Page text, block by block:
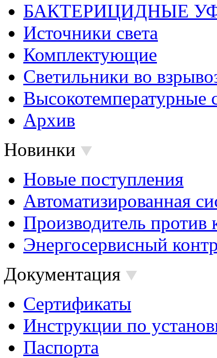
БАКТЕРИЦИДНЫЕ
Источники света
Комплектующие
Светильники во
Высокотемпературные
Архив
Новинки
Новые поступления
Автоматизированная
Производитель против
Энергосервисный
Документация
Сертификаты
Инструкции по
Паспорта